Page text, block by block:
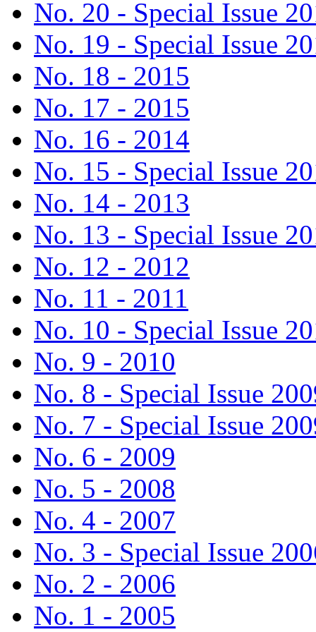
No. 20 - Special Issue
No. 19 - Special Issue
No. 18 - 2015
No. 17 - 2015
No. 16 - 2014
No. 15 - Special Issue
No. 14 - 2013
No. 13 - Special Issue
No. 12 - 2012
No. 11 - 2011
No. 10 - Special Issue
No. 9 - 2010
No. 8 - Special Issue
No. 7 - Special Issue
No. 6 - 2009
No. 5 - 2008
No. 4 - 2007
No. 3 - Special Issue
No. 2 - 2006
No. 1 - 2005